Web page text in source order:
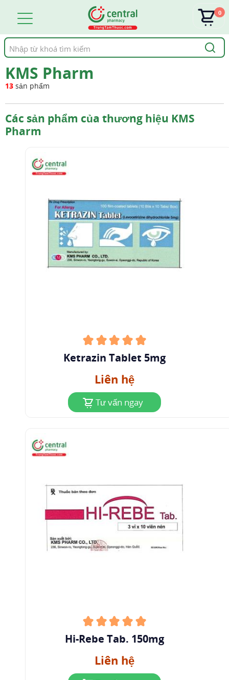
Tìm
kiếm
0
KMS Pharm
13 sản phẩm
Các sản phẩm của thương hiệu KMS
Pharm
Ketrazin Tablet 5mg
Liên hệ
Tư vấn ngay
Hi-Rebe Tab. 150mg
Liên hệ